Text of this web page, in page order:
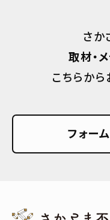
さか
取材・
こちらか
フォー